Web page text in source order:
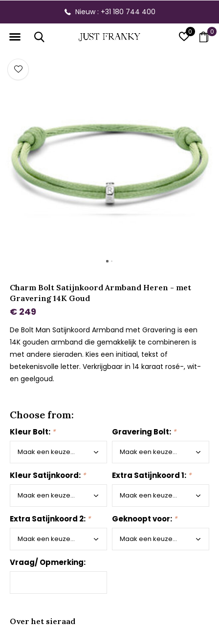
0 0
Nieuw : +31 180 744 400
Charm Bolt Satijnkoord Armband Heren - met
Gravering 14K Goud
€ 249
De Bolt Man Satijnkoord Armband met Gravering is een
14K gouden armband die gemakkelijk te combineren is
met andere sieraden. Kies een initiaal, tekst of
betekenisvolle letter. Verkrijgbaar in 14 karaat rosé-, wit-
en geelgoud.
Choose from:
Kleur Bolt: * Gravering Bolt: *
Kleur Satijnkoord: * Extra Satijnkoord 1: *
Extra Satijnkoord 2: * Geknoopt voor: *
Vraag/ Opmerking:
Over het sieraad